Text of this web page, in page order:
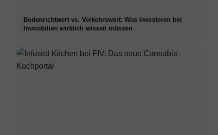
Bodenrichtwert vs. Verkehrswert: Was Investoren bei
Immobilien wirklich wissen müssen